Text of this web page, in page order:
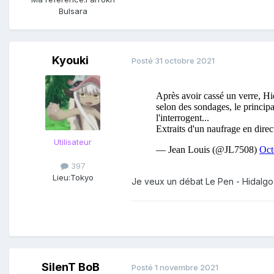
Bulsara
Kyouki
Utilisateur
397
Lieu:Tokyo
Posté 31 octobre 2021
Je veux un débat Le Pen -
SilenT BoB Posté 1 novembre 2021